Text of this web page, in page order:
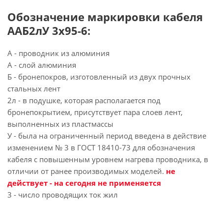
Обозначение маркировки кабеля
ААБ2лУ 3х95-6:
А - проводник из алюминия
А - слой алюминия
Б - бронепокров, изготовленный из двух прочных
стальных лент
2л - в подушке, которая располагается под
бронепокрытием, присутствует пара слоев лент,
выполненных из пластмассы
У - была на ограниченный период введена в действие
изменением № 3 в ГОСТ 18410-73 для обозначения
кабеля с повышенным уровнем нагрева проводника, в
отличии от ранее производимых моделей. не
действует - на сегодня не применяется
3 - число проводящих ток жил